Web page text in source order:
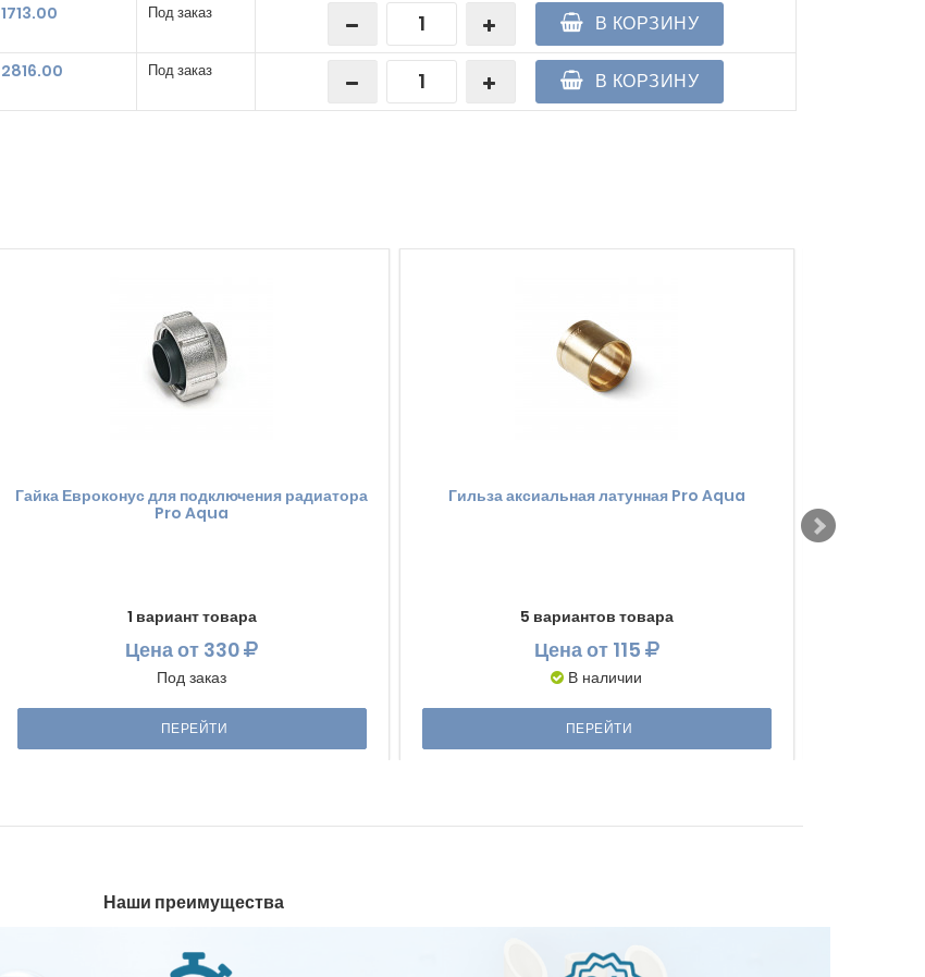
1713.00 Под заказ В КОРЗИНУ
2816.00 Под заказ В КОРЗИНУ
Гайка Евроконус для подключения радиатора
Pro Aqua
1 вариант товара
Ценаот 330
Под заказ
ПЕРЕЙТИ
Гильза аксиальная латунная Pro Aqua
5 вариантов товара
Ценаот 115
В наличии
ПЕРЕЙТИ
Наши преимущества